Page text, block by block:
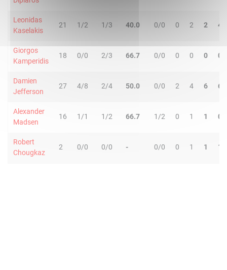
Leonidas
Kaselakis
21 1/2 1/3 40.0 0/0 0 2 2 4
Giorgos
Kamperidis
18 0/0 2/3 66.7 0/0 0 0 0 0
Damien
Jefferson
27 4/8 2/4 50.0 0/0 2 4 6 6
Alexander
Madsen
16 1/1 1/2 66.7 1/2 0 1 1 0
Robert
Chougkaz
2 0/0 0/0 - 0/0 0 1 1 1